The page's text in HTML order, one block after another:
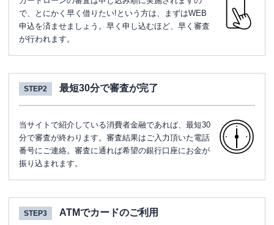
で、とにかく早く借りたい!という方は、まずはWEB
申込を済ませましょう。早く申し込むほど、早く審査
が行われます。
STEP2 最短30分で審査が完了
当サイトで紹介している消費者金融であれば、最短30
分で審査が終わります。審査結果はご入力頂いた電話
番号にご連絡。審査に通れば希望の銀行口座にお金が
振り込まれます。
STEP3 ATMでカードのご利用